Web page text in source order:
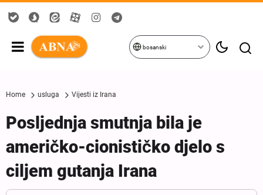
bosanski
Home usluga Vijesti iz Irana
Posljednja smutnja bila je
američko-cionističko djelo s
ciljem gutanja Irana